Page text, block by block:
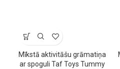
Mīkstā aktivitāšu grāmatiņa
ar spoguli Taf Toys Tummy